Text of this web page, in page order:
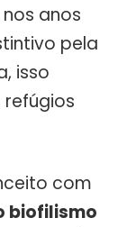
anos
pela
isso
com
biofilismo